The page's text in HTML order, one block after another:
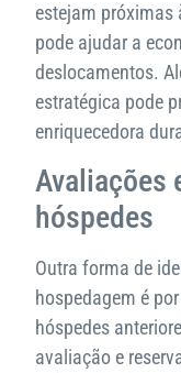
estejam próximas
pode ajudar a
deslocamentos.
estratégica pode
enriquecedora
Avaliações
hóspedes
Outra forma de
hospedagem é
hóspedes
avaliação e